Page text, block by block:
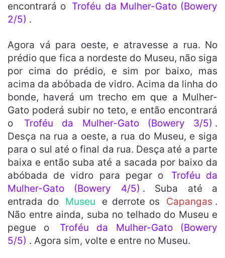
encontrará o Troféu da Mulher-Gato (Bowery
2/5) .
Agora vá para oeste, e atravesse a rua. No
prédio que fica a nordeste do Museu, não siga
por cima do prédio, e sim por baixo, mas
acima da abóbada de vidro. Acima da linha do
bonde, haverá um trecho em que a Mulher-
Gato poderá subir no teto, e então encontrará
o
Troféu da Mulher-Gato (Bowery 3/5) .
Desça na rua a oeste, a rua do Museu, e siga
para o sul até o final da rua. Desça até a parte
baixa e então suba até a sacada por baixo da
abóbada de vidro para pegar o
Troféu da
Mulher-Gato (Bowery 4/5) . Suba até a
entrada do
Museu e derrote os Capangas .
Não entre ainda, suba no telhado do Museu e
pegue o
Troféu da Mulher-Gato (Bowery
5/5) . Agora sim, volte e entre no Museu.